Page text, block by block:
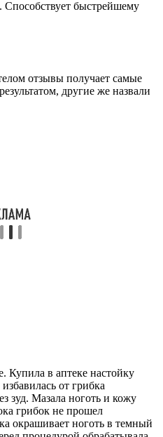
быстрейшему
отзывы получает самые
другие же назвали
Купила в аптеке настойку
от грибка
зуд. Мазала ноготь и кожу
грибок не прошел
окрашивает ноготь в темный